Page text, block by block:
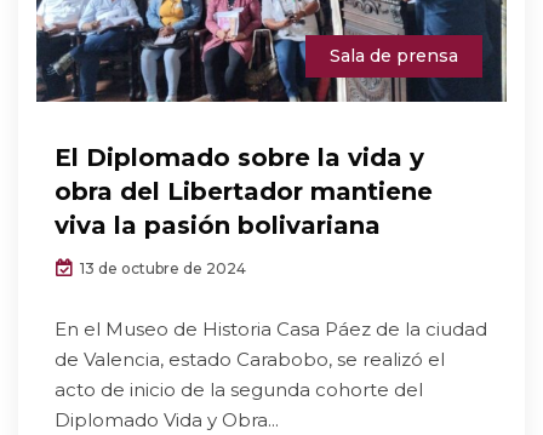
Sala de prensa
El Diplomado sobre la vida y
obra del Libertador mantiene
viva la pasión bolivariana
13 de octubre de 2024
En el Museo de Historia Casa Páez de la ciudad
de Valencia, estado Carabobo, se realizó el
acto de inicio de la segunda cohorte del
Diplomado Vida y Obra...